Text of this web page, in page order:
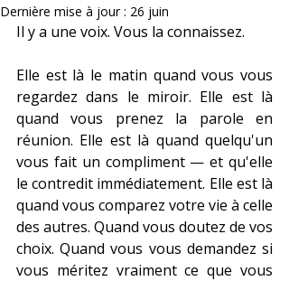
Dernière mise à jour : 26 juin
Il y a une voix. Vous la connaissez.
Elle est là le matin quand vous vous
regardez dans le miroir. Elle est là
quand vous prenez la parole en
réunion. Elle est là quand quelqu'un
vous fait un compliment — et qu'elle
le contredit immédiatement. Elle est là
quand vous comparez votre vie à celle
des autres. Quand vous doutez de vos
choix. Quand vous vous demandez si
vous méritez vraiment ce que vous